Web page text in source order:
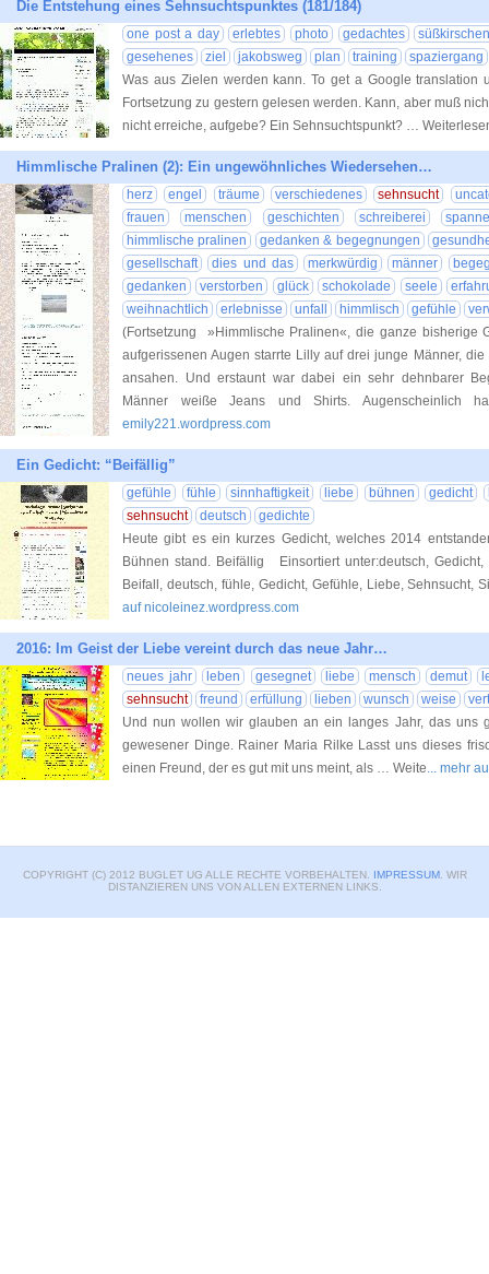
Die Entstehung eines Sehnsuchtspunktes (181/184)
one post a day erlebtes photo gedachtes
gesehenes
ziel jakobsweg plan training
spaziergang
Was aus Zielen werden kann. To get a Google
Fortsetzung zu gestern gelesen werden. Kann, aber muß
nicht erreiche, aufgebe? Ein Sehnsuchtspunkt? …
Himmlische Pralinen (2): Ein ungewöhnliches Wiedersehen…
herz engel träume verschiedenes sehnsucht
frauen
menschen geschichten schreiberei
himmlische pralinen
gedanken & begegnungen
gesellschaft
dies und das merkwürdig männer
gedanken
verstorben glück schokolade seele
weihnachtlich
erlebnisse unfall himmlisch gefühle
(Fortsetzung »Himmlische Pralinen«, die ganze bisherige
aufgerissenen Augen starrte Lilly auf drei junge Männer,
ansahen. Und erstaunt war dabei ein sehr dehnbarer
Männer weiße Jeans und Shirts. Augenscheinlich
emily221.wordpress.com
Ein Gedicht: “Beifällig”
gefühle fühle sinnhaftigkeit liebe bühnen gedicht
sehnsucht
deutsch
gedichte
Heute gibt es ein kurzes Gedicht, welches 2014
Bühnen stand. Beifällig Einsortiert unter:deutsch, Gedicht,
Beifall, deutsch, fühle, Gedicht, Gefühle, Liebe, Sehnsucht,
auf nicoleinez.wordpress.com
2016: Im Geist der Liebe vereint durch das neue Jahr…
neues jahr leben gesegnet liebe mensch demut
sehnsucht
freund erfüllung lieben wunsch weise
Und nun wollen wir glauben an ein langes Jahr, das uns
gewesener Dinge. Rainer Maria Rilke Lasst uns dieses
einen Freund, der es gut mit uns meint, als … Weite... mehr
COPYRIGHT (C) 2012 BUGLET UG ALLE RECHTE VORBEHALTEN. IMPRESSUM. WIR
DISTANZIEREN UNS VON ALLEN EXTERNEN LINKS.